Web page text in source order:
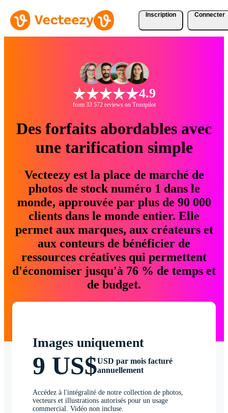
Inscription Connecter
4.9
from 33 572 reviews on Trustpilot
Des forfaits abordables avec
une tarification simple
Vecteezy est la place de marché de
photos de stock numéro 1 dans le
monde, approuvée par plus de 90 000
clients dans le monde entier. Elle
permet aux marques, aux créateurs et
aux conteurs de bénéficier de
ressources créatives qui permettent
d'économiser jusqu'à 76 % de temps et
de budget.
Images uniquement
9 US$USD par mois facturé
annuellement
Accédez à l'intégralité de notre collection de photos,
vecteurs et illustrations autorisés pour un usage
commercial. Vidéo non incluse.